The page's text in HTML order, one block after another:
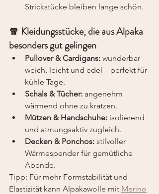
Strickstücke bleiben lange schön.
🧣 Kleidungsstücke, die aus Alpaka
besonders gut gelingen
Pullover & Cardigans: wunderbar
weich, leicht und edel – perfekt für
kühle Tage.
Schals & Tücher: angenehm
wärmend ohne zu kratzen.
Mützen & Handschuhe: isolierend
und atmungsaktiv zugleich.
Decken & Ponchos: stilvoller
Wärmespender für gemütliche
Abende.
Tipp: Für mehr Formstabilität und
Elastizität kann Alpakawolle mit Merino